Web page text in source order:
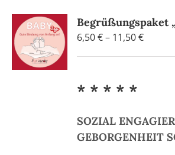
Die
Begrüßungspaket
6,50€– 11,50€
* * * * *
SOZIAL
GEBORGENHEIT